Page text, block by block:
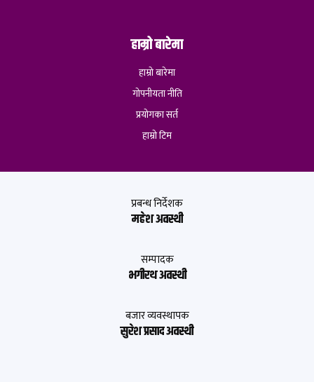
हाम्रो बारेमा
हाम्रो बारेमा
गोपनीयता नीति
प्रयोगका सर्त
हाम्रो टिम
प्रबन्ध निर्देशक
महेश अवस्थी
सम्पादक
भगीरथ अवस्थी
बजार व्यवस्थापक
सुरेश प्रसाद अवस्थी